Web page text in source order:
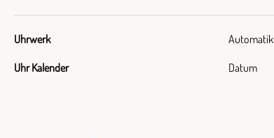
Uhrwerk Automatik
Uhr Kalender Datum